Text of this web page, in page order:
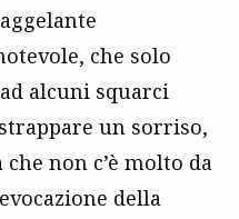
che solo
alcuni squarci
un sorriso,
non c’è molto da
della